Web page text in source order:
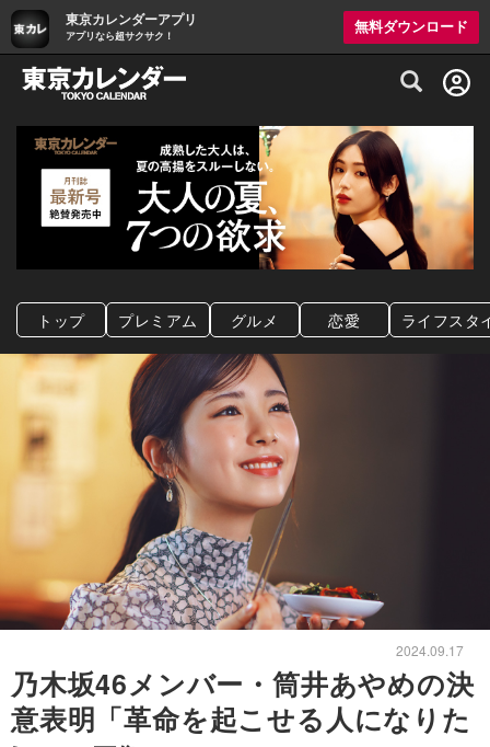
東京カレンダーアプリ
アプリなら超サクサク！
無料ダウンロード
グルメ情報・プレミアムレストラン予約
トップ プレミアム グルメ 恋愛 ライフスタ
2024.09.17
乃木坂46メンバー・筒井あやめの決
意表明「革命を起こせる人になりた